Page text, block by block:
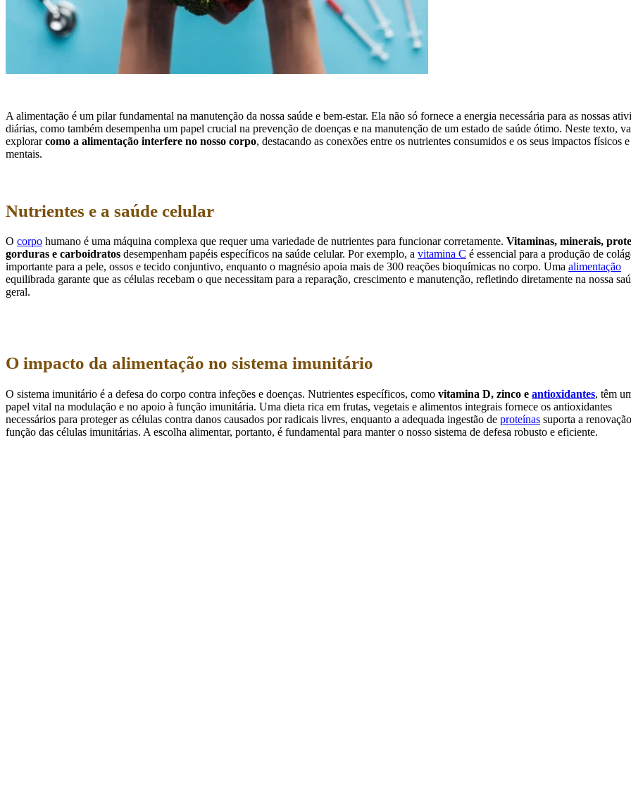
A alimentação é um pilar fundamental na manutenção da nossa saúde e bem-estar. Ela não só fornece a energia necessária para as nossas
diárias, como também desempenha um papel crucial na prevenção de doenças e na manutenção de um estado de saúde ótimo. Neste texto,
explorarcomo a alimentação interfere no nosso corpo, destacando as conexões entre os nutrientes consumidos e os seus impactos físicos e
mentais.
Nutrientes e a saúde celular
O corpo humano é uma máquina complexa que requer uma variedade de nutrientes para funcionar corretamente. Vitaminas, minerais,
gorduras e carboidratos desempenham papéis específicos na saúde celular. Por exemplo, a vitamina C é essencial para a produção de
importante para a pele, ossos e tecido conjuntivo, enquanto o magnésio apoia mais de 300 reações bioquímicas no corpo. Uma alimentação
equilibrada garante que as células recebam o que necessitam para a reparação, crescimento e manutenção, refletindo diretamente na nossa
geral.
O impacto da alimentação no sistema imunitário
O sistema imunitário é a defesa do corpo contra infeções e doenças. Nutrientes específicos, como vitamina D, zinco e antioxidantes, têm
papel vital na modulação e no apoio à função imunitária. Uma dieta rica em frutas, vegetais e alimentos integrais fornece os antioxidantes
necessários para proteger as células contra danos causados por radicais livres, enquanto a adequada ingestão de proteínas suporta a
função das células imunitárias. A escolha alimentar, portanto, é fundamental para manter o nosso sistema de defesa robusto e eficiente.